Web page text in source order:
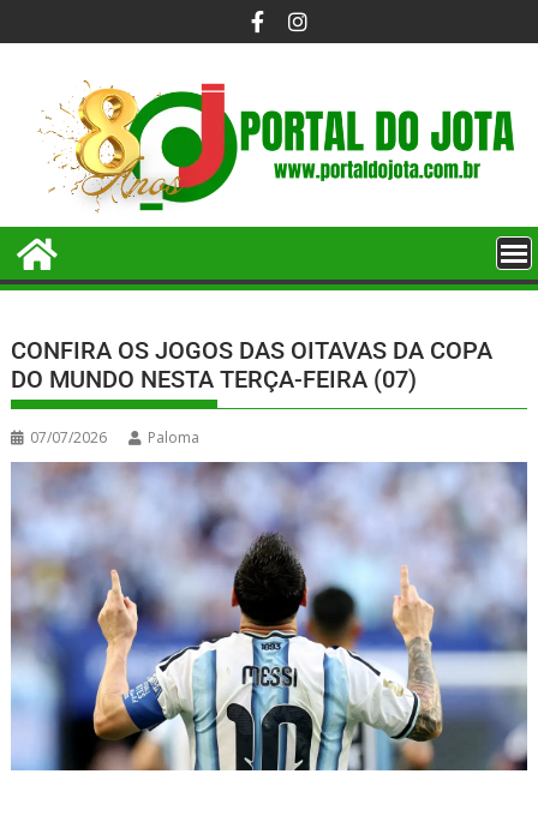
CONFIRA OS JOGOS DAS OITAVAS DA COPA
DO MUNDO NESTA TERÇA-FEIRA (07)
07/07/2026 Paloma